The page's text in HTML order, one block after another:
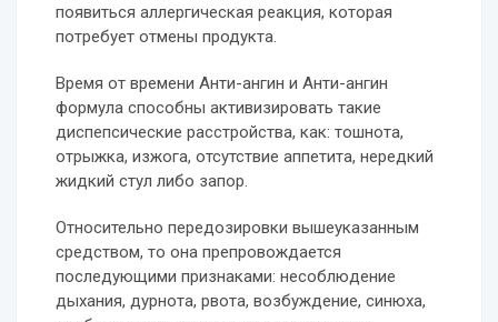
появиться аллергическая реакция, которая
потребует отмены продукта.
Время от времени Анти-ангин и Анти-ангин
формула способны активизировать такие
диспепсические расстройства, как: тошнота,
отрыжка, изжога, отсутствие аппетита, нередкий
жидкий стул либо запор.
Относительно передозировки вышеуказанным
средством, то она препровождается
последующими признаками: несоблюдение
дыхания, дурнота, рвота, возбуждение, синюха,